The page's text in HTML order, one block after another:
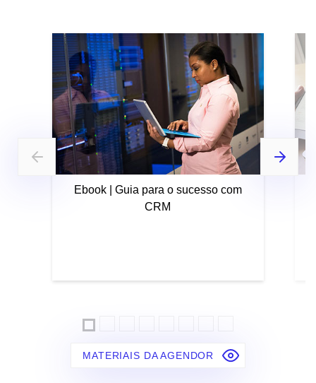
Ebook | Guia para o sucesso com
CRM
MATERIAIS DA AGENDOR